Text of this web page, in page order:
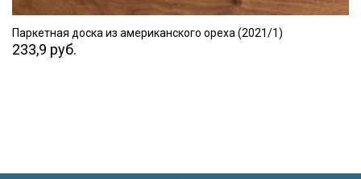
Паркетная доска из американского ореха (2021/1)
233,9 руб.